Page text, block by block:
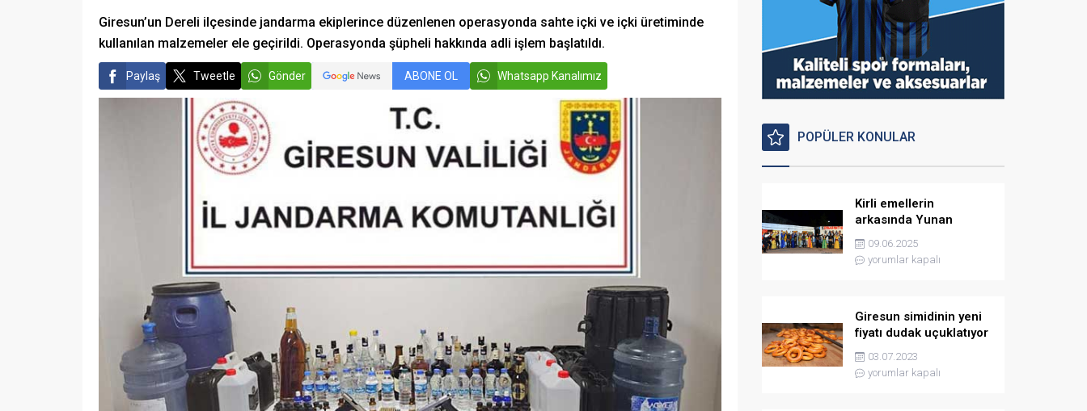
Giresun’un Dereli ilçesinde jandarma ekiplerince düzenlenen operasyonda sahte içki ve içki üretiminde
kullanılan malzemeler ele geçirildi. Operasyonda şüpheli hakkında adli işlem başlatıldı.
Paylaş Tweetle Gönder ABONE OL Whatsapp Kanalımız
POPÜLER KONULAR
Kirli emellerin
arkasında Yunan
istihbaratı var
09.06.2025
yorumlar kapalı
Giresun simidinin yeni
fiyatı dudak uçuklatıyor
03.07.2023
yorumlar kapalı